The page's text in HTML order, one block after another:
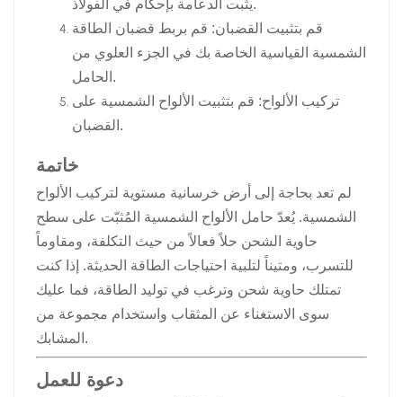
يثبت الدعامة بإحكام في الفولاذ.
قم بتثبيت القضبان: قم بربط قضبان الطاقة
الشمسية القياسية الخاصة بك في الجزء العلوي من
الحامل.
تركيب الألواح: قم بتثبيت الألواح الشمسية على
القضبان.
خاتمة
لم تعد بحاجة إلى أرض خرسانية مستوية لتركيب الألواح
الشمسية. يُعدّ حامل الألواح الشمسية المُثبّت على سطح
حاوية الشحن حلاً فعالاً من حيث التكلفة، ومقاوماً
للتسرب، ومتيناً لتلبية احتياجات الطاقة الحديثة. إذا كنت
تمتلك حاوية شحن وترغب في توليد الطاقة، فما عليك
سوى الاستغناء عن المثقاب واستخدام مجموعة من
المشابك.
دعوة للعمل